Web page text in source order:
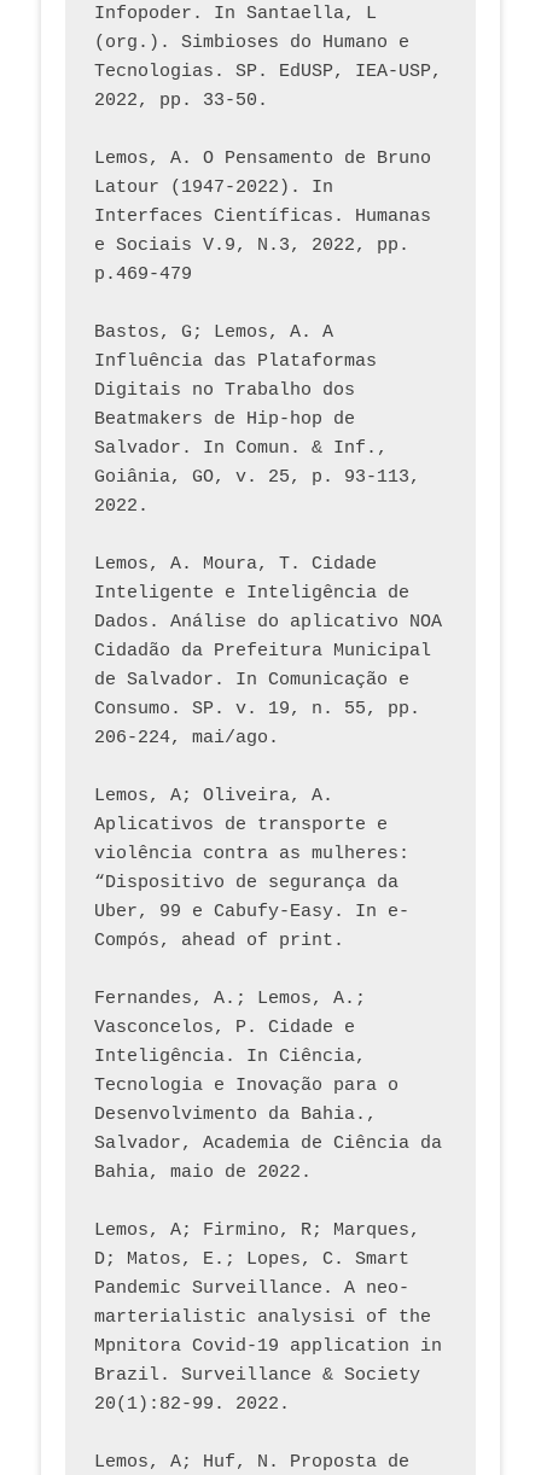
Infopoder. In Santaella, L
(org.). Simbioses do Humano e
Tecnologias. SP. EdUSP, IEA-USP,
2022, pp. 33-50.
Lemos, A. O Pensamento de Bruno
Latour (1947-2022). In
Interfaces Científicas. Humanas
e Sociais V.9, N.3, 2022, pp.
p.469-479
Bastos, G; Lemos, A. A
Influência das Plataformas
Digitais no Trabalho dos
Beatmakers de Hip-hop de
Salvador. In Comun. & Inf.,
Goiânia, GO, v. 25, p. 93-113,
2022.
Lemos, A. Moura, T. Cidade
Inteligente e Inteligência de
Dados. Análise do aplicativo NOA
Cidadão da Prefeitura Municipal
de Salvador. In Comunicação e
Consumo. SP. v. 19, n. 55, pp.
206-224, mai/ago.
Lemos, A; Oliveira, A.
Aplicativos de transporte e
violência contra as mulheres:
“Dispositivo de segurança da
Uber, 99 e Cabufy-Easy. In e-
Compós, ahead of print.
Fernandes, A.; Lemos, A.;
Vasconcelos, P. Cidade e
Inteligência. In Ciência,
Tecnologia e Inovação para o
Desenvolvimento da Bahia.,
Salvador, Academia de Ciência da
Bahia, maio de 2022.
Lemos, A; Firmino, R; Marques,
D; Matos, E.; Lopes, C. Smart
Pandemic Surveillance. A neo-
marterialistic analysisi of the
Mpnitora Covid-19 application in
Brazil. Surveillance & Society
20(1):82-99. 2022.
Lemos, A; Huf, N. Proposta de